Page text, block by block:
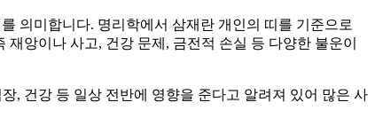
의미합니다. 명리학에서 삼재란 개인의 띠를 기준으로
앙이나 사고, 건강 문제, 금전적 손실 등 다양한 불운이
, 건강 등 일상 전반에 영향을 준다고 알려져 있어 많은 사